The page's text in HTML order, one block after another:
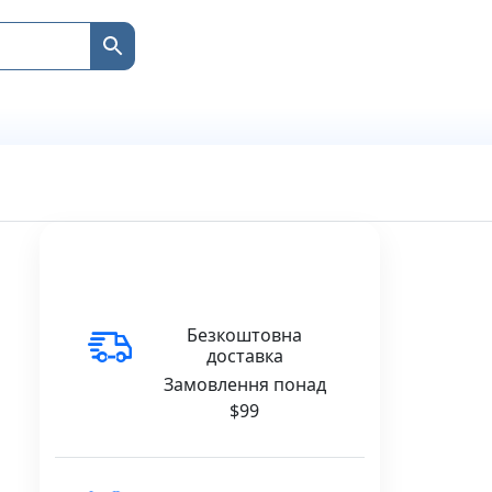
Безкоштовна
доставка
Замовлення понад
$99